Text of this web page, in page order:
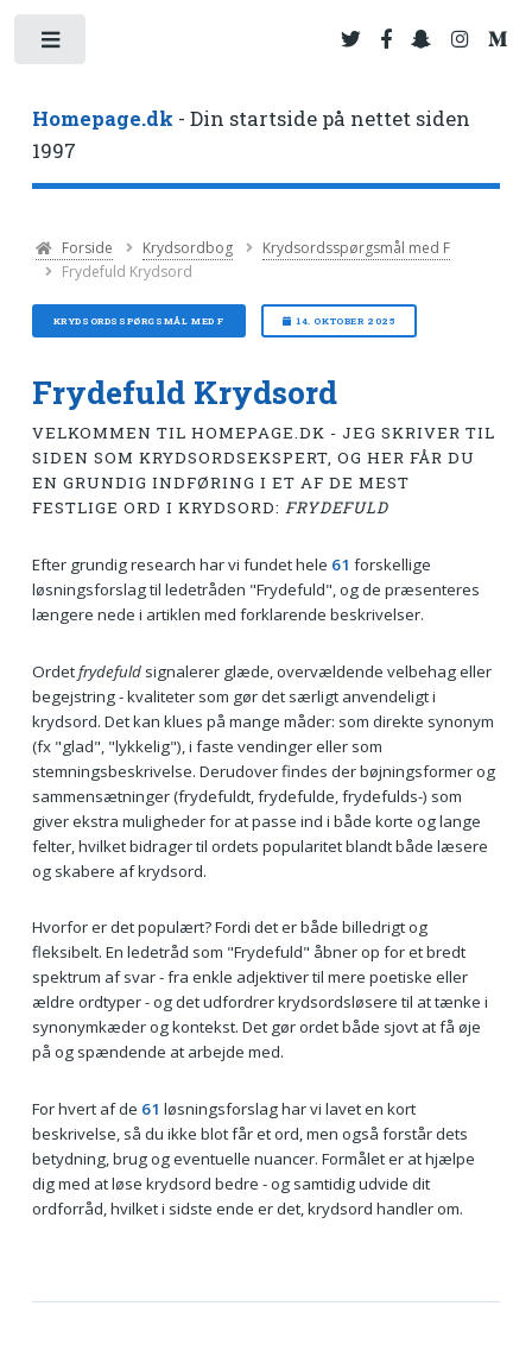
Homepage.dk - Din startside på nettet siden
1997
Forside Krydsordbog
Krydsordsspørgsmål med F
Frydefuld Krydsord
KRYDSORDSSPØRGSMÅL MED F 14. OKTOBER 2025
Frydefuld Krydsord
VELKOMMEN TIL HOMEPAGE.DK - JEG SKRIVER TIL
SIDEN SOM KRYDSORDSEKSPERT, OG HER FÅR DU
EN GRUNDIG INDFØRING I ET AF DE MEST
FESTLIGE ORD I KRYDSORD: FRYDEFULD
Efter grundig research har vi fundet hele 61 forskellige
løsningsforslag til ledetråden "Frydefuld", og de præsenteres
længere nede i artiklen med forklarende beskrivelser.
Ordetfrydefuldsignalerer glæde, overvældende velbehag eller
begejstring - kvaliteter som gør det særligt anvendeligt i
krydsord. Det kan klues på mange måder: som direkte synonym
(fx "glad", "lykkelig"), i faste vendinger eller som
stemningsbeskrivelse. Derudover findes der bøjningsformer og
sammensætninger (frydefuldt, frydefulde, frydefulds-) som
giver ekstra muligheder for at passe ind i både korte og lange
felter, hvilket bidrager til ordets popularitet blandt både læsere
og skabere af krydsord.
Hvorfor er det populært? Fordi det er både billedrigt og
fleksibelt. En ledetråd som "Frydefuld" åbner op for et bredt
spektrum af svar - fra enkle adjektiver til mere poetiske eller
ældre ordtyper - og det udfordrer krydsordsløsere til at tænke i
synonymkæder og kontekst. Det gør ordet både sjovt at få øje
på og spændende at arbejde med.
For hvert af de 61 løsningsforslag har vi lavet en kort
beskrivelse, så du ikke blot får et ord, men også forstår dets
betydning, brug og eventuelle nuancer. Formålet er at hjælpe
dig med at løse krydsord bedre - og samtidig udvide dit
ordforråd, hvilket i sidste ende er det, krydsord handler om.